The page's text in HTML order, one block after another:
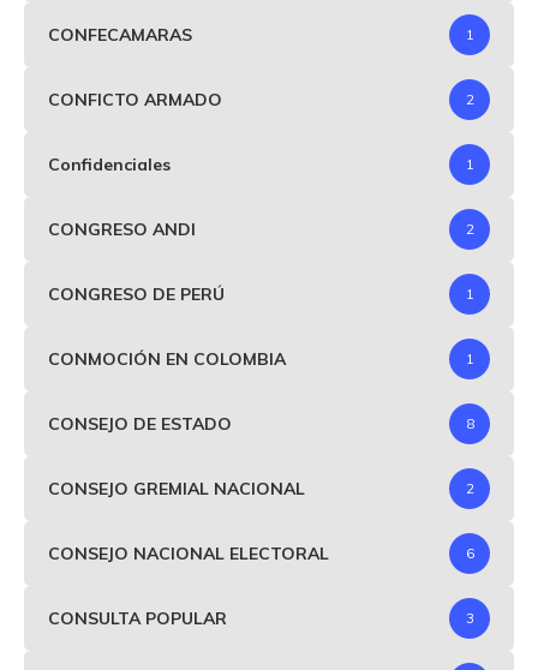
CONFECAMARAS 1
CONFICTO ARMADO 2
Confidenciales 1
CONGRESO ANDI 2
CONGRESO DE PERÚ 1
CONMOCIÓN EN COLOMBIA 1
CONSEJO DE ESTADO 8
CONSEJO GREMIAL NACIONAL 2
CONSEJO NACIONAL ELECTORAL 6
CONSULTA POPULAR 3